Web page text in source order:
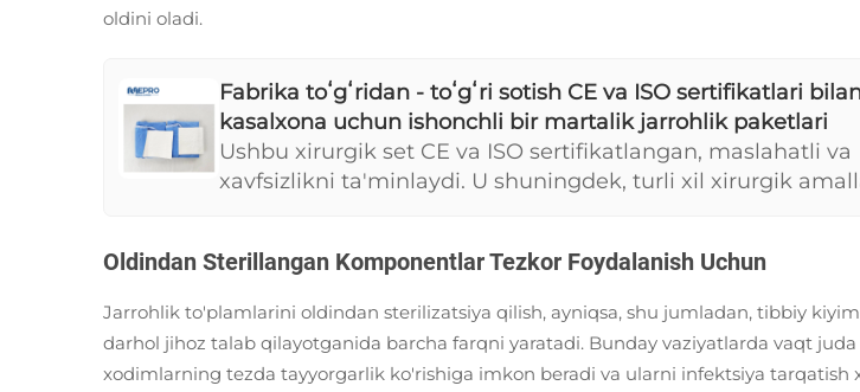
oldini oladi.
Fabrika toʻgʻridan - toʻgʻri sotish CE va ISO sertifikatlari
kasalxona uchun ishonchli bir martalik jarrohlik paketlari
Ushbu xirurgik set CE va ISO sertifikatlangan, maslahatli va
xavfsizlikni ta'minlaydi. U shuningdek, turli xil xirurgik
kontsepsiyani oldindan sterillash orqali yopishga imkon
xavfsizligini saqlaydi, shuningdek, umumiy xajmdan
va belgilangan xirurgik talablar uchun moslashtirilgan.
paketlash esa qadrlilik maqsadlarini qo'llab-quvvatlaydi.
Oldindan Sterillangan Komponentlar Tezkor Foydalanish Uchun
Jarrohlik to'plamlarini oldindan sterilizatsiya qilish, ayniqsa, shu jumladan, tibbiy
darhol jihoz talab qilayotganida barcha farqni yaratadi. Bunday vaziyatlarda vaqt
xodimlarning tezda tayyorgarlik ko'rishiga imkon beradi va ularni infektsiya